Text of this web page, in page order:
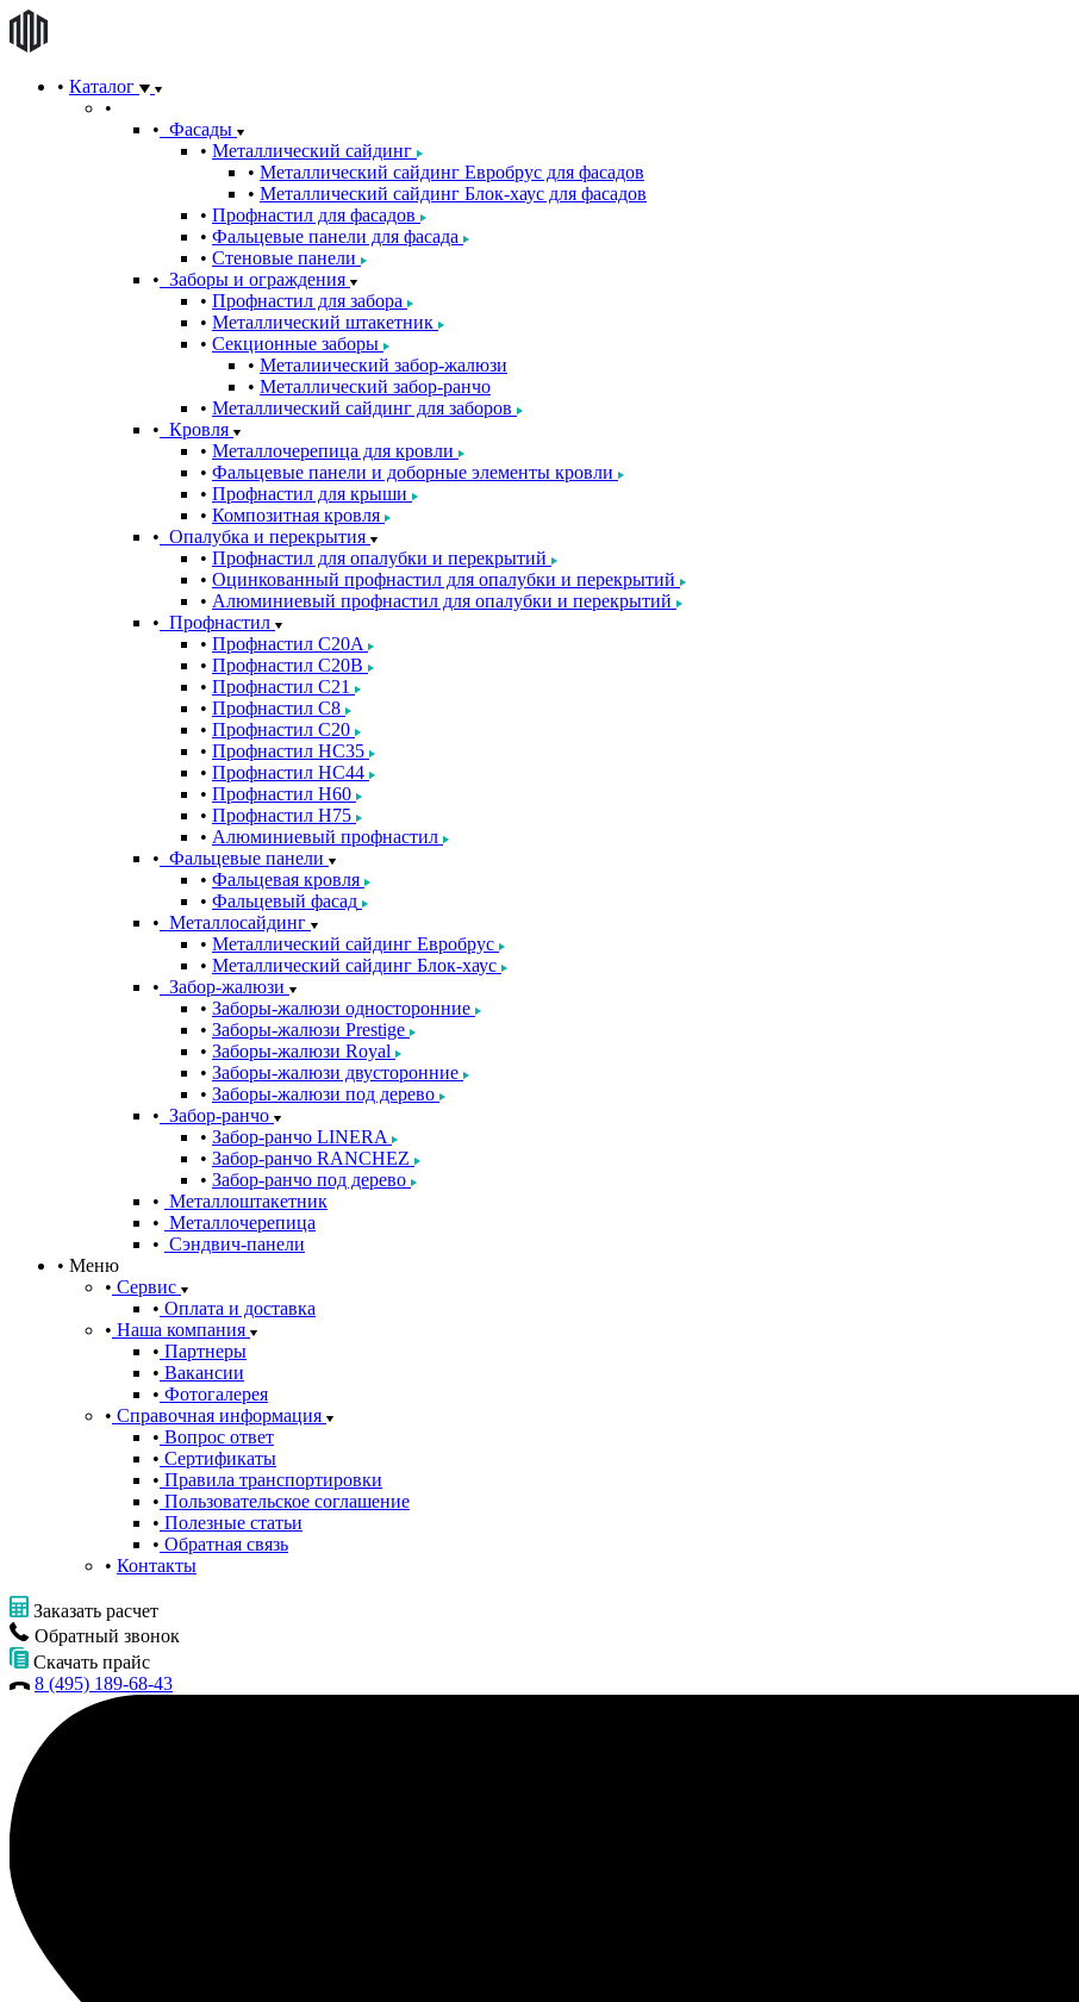
Каталог
Фасады
Металлический сайдинг
Металлический сайдинг Евробрус для фасадов
Металлический сайдинг Блок-хаус для фасадов
Профнастил для фасадов
Фальцевые панели для фасада
Стеновые панели
Заборы и ограждения
Профнастил для забора
Металлический штакетник
Секционные заборы
Металиический забор-жалюзи
Металлический забор-ранчо
Металлический сайдинг для заборов
Кровля
Металлочерепица для кровли
Фальцевые панели и доборные элементы кровли
Профнастил для крыши
Композитная кровля
Опалубка и перекрытия
Профнастил для опалубки и перекрытий
Оцинкованный профнастил для опалубки и перекрытий
Алюминиевый профнастил для опалубки и перекрытий
Профнастил
Профнастил С20A
Профнастил С20B
Профнастил С21
Профнастил С8
Профнастил С20
Профнастил НС35
Профнастил НС44
Профнастил Н60
Профнастил Н75
Алюминиевый профнастил
Фальцевые панели
Фальцевая кровля
Фальцевый фасад
Металлосайдинг
Металлический сайдинг Евробрус
Металлический сайдинг Блок-хаус
Забор-жалюзи
Заборы-жалюзи односторонние
Заборы-жалюзи Prestige
Заборы-жалюзи Royal
Заборы-жалюзи двусторонние
Заборы-жалюзи под дерево
Забор-ранчо
Забор-ранчо LINERA
Забор-ранчо RANCHEZ
Забор-ранчо под дерево
Металлоштакетник
Металлочерепица
Сэндвич-панели
Меню
Сервис
Оплата и доставка
Наша компания
Партнеры
Вакансии
Фотогалерея
Справочная информация
Вопрос ответ
Сертификаты
Правила транспортировки
Пользовательское соглашение
Полезные статьи
Обратная связь
Контакты
Заказать расчет
Обратный звонок
Скачать прайс
8 (495) 189-68-43